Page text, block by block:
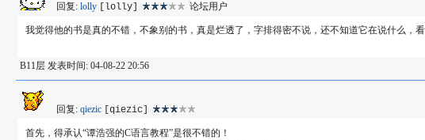
回复: lolly [lolly] 论坛用户
我觉得他的书是真的不错，不象别的书，真是烂透了，字排得密不说，还不知道它在说什么，看
B11层 发表时间: 04-08-22 20:56
回复: qiezic [qiezic]
首先，得承认“谭浩强的C语言教程”是很不错的！